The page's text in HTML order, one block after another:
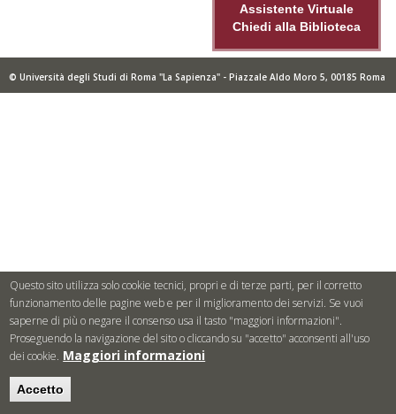
© Università degli Studi di Roma "La Sapienza" - Piazzale Aldo Moro 5, 00185 Roma
Assistente Virtuale
Chiedi alla Biblioteca
Questo sito utilizza solo cookie tecnici, propri e di terze parti, per il corretto
funzionamento delle pagine web e per il miglioramento dei servizi. Se vuoi
saperne di più o negare il consenso usa il tasto "maggiori informazioni".
Proseguendo la navigazione del sito o cliccando su "accetto" acconsenti all'uso
dei cookie. Maggiori informazioni
Accetto